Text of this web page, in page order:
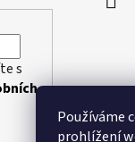
Používáme
prohlížení
s